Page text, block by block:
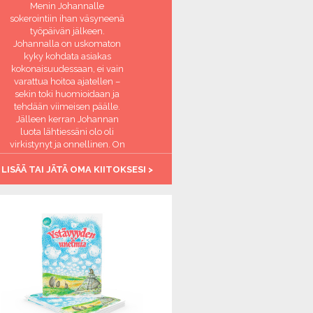
Menin Johannalle
sokerointiin ihan väsyneenä
työpäivän jälkeen.
Johannalla on uskomaton
kyky kohdata asiakas
kokonaisuudessaan, ei vain
varattua hoitoa ajatellen –
sekin toki huomioidaan ja
tehdään viimeisen päälle.
Jälleen kerran Johannan
luota lähtiessäni olo oli
virkistynyt ja onnellinen. On
ihanaa, että on paikka jossa
aikuinen ihminen saa
hemmottelua ja tulee
oikeassa ammatissa <3
-Virkistynyt
TAI JÄTÄ OMA KIITOKSESI >